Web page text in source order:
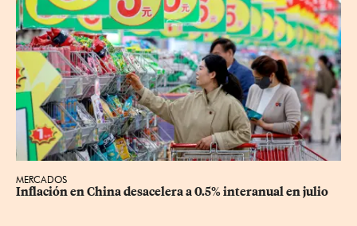
MERCADOS
Inflación en China desacelera a 0.5% interanual en julio